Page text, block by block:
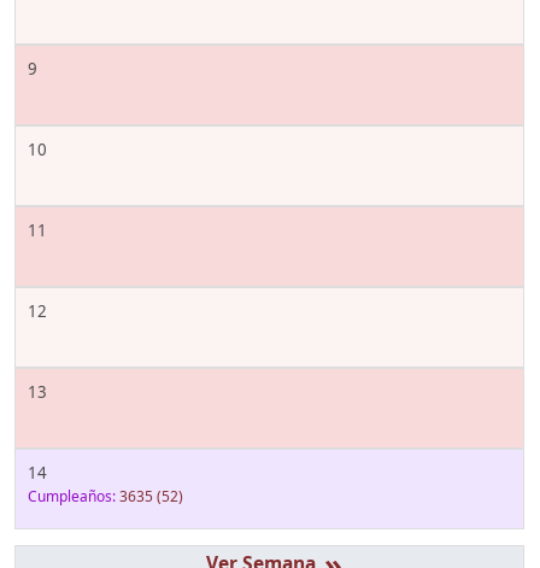
9
10
11
12
13
14
Cumpleaños:3635 (52)